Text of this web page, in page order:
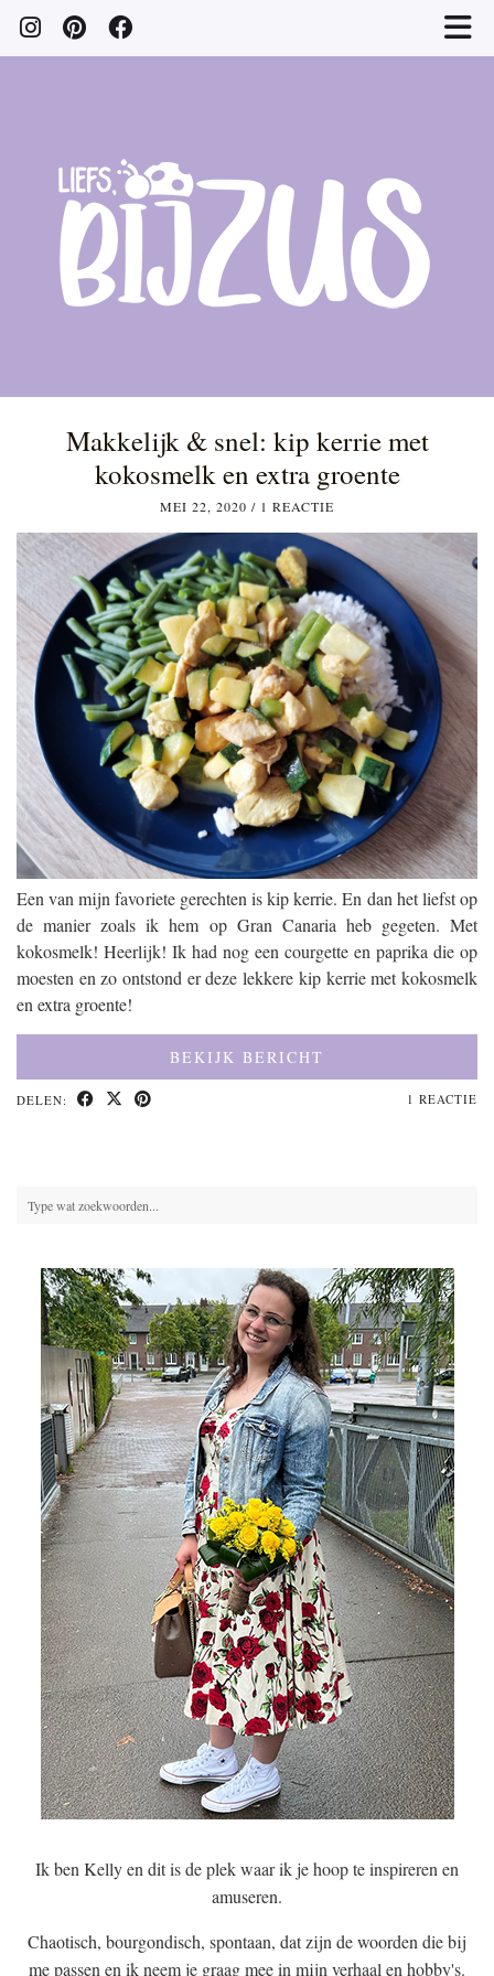
Makkelijk & snel: kip kerrie met
kokosmelk en extra groente
MEI 22, 2020 / 1 REACTIE
Een van mijn favoriete gerechten is kip kerrie. En dan het liefst op
de manier zoals ik hem op Gran Canaria heb gegeten. Met
kokosmelk! Heerlijk! Ik had nog een courgette en paprika die op
moesten en zo ontstond er deze lekkere kip kerrie met kokosmelk
en extra groente!
BEKIJK BERICHT
DELEN: 1 REACTIE
Ik ben Kelly en dit is de plek waar ik je hoop te inspireren en
amuseren.
Chaotisch, bourgondisch, spontaan, dat zijn de woorden die bij
me passen en ik neem je graag mee in mijn verhaal en hobby's.